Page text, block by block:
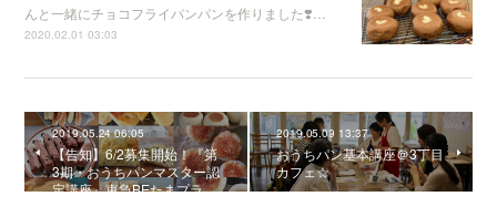
んと一緒にチョコフライパンパンを作りました❣️…
2020.02.01 03:03
2019.05.24 06:05
【告知】6/2募集開始！『第
3期・おうちパンマスター認
定講座』東急BEたまプラ…
2019.05.09 13:37
おうちパン基本講座＠3丁目
カフェ☆